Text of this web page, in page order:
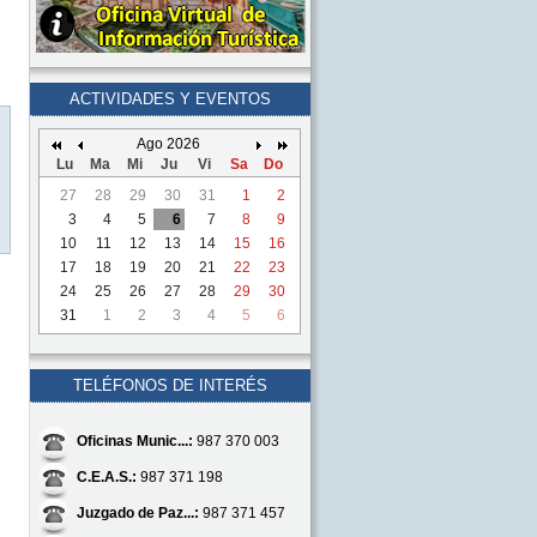
ACTIVIDADES Y EVENTOS
Ago 2026
Lu
Ma Mi Ju Vi Sa
Do
27
28 29 30 31 1
2
3
4 5 6 7 8
9
10
11 12 13 14 15
16
17
18 19 20 21 22
23
24
25 26 27 28 29
30
31
1 2 3 4 5 6
TELÉFONOS DE INTERÉS
Oficinas Munic...: 987 370 003
C.E.A.S.: 987 371 198
Juzgado de Paz...: 987 371 457